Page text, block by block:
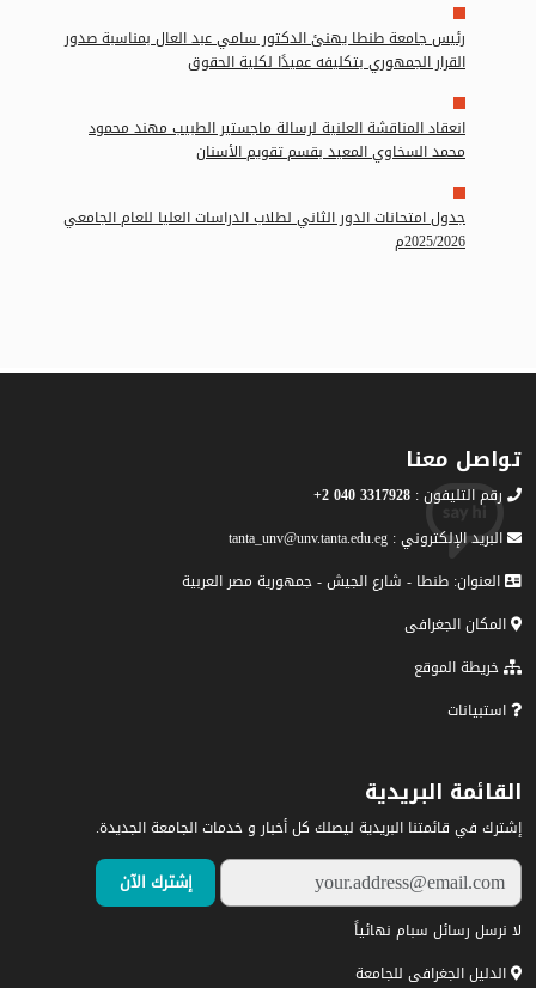
رئيس جامعة طنطا يهنئ الدكتور سامي عبد العال بمناسبة صدور
القرار الجمهوري بتكليفه عميدًا لكلية الحقوق
انعقاد المناقشة العلنية لرسالة ماجستير الطبيب مهند محمود
محمد السخاوي المعيد بقسم تقويم الأسنان
جدول امتحانات الدور الثاني لطلاب الدراسات العليا للعام الجامعي
2025/2026م
تواصل معنا
رقم التليفون : 3317928 040 2+
البريد الإلكتروني : tanta_unv@unv.tanta.edu.eg
العنوان: طنطا - شارع الجيش - جمهورية مصر العربية
المكان الجغرافى
خريطة الموقع
استبيانات
القائمة البريدية
إشترك في قائمتنا البريدية ليصلك كل أخبار و خدمات الجامعة الجديدة.
لا نرسل رسائل سبام نهائياً
الدليل الجغرافى للجامعة